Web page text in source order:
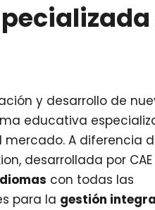
y desarrollo de
educativa
A diferencia
desarrollada por
con todas las
para la gestión